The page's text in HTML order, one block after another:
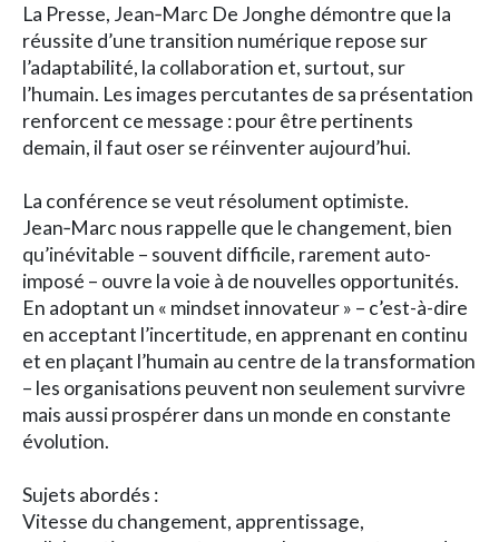
La Presse, Jean‑Marc De Jonghe démontre que la
réussite d’une transition numérique repose sur
l’adaptabilité, la collaboration et, surtout, sur
l’humain. Les images percutantes de sa présentation
renforcent ce message : pour être pertinents
demain, il faut oser se réinventer aujourd’hui.
La conférence se veut résolument optimiste.
Jean‑Marc nous rappelle que le changement, bien
qu’inévitable – souvent difficile, rarement auto-
imposé – ouvre la voie à de nouvelles opportunités.
En adoptant un « mindset innovateur » – c’est-à-dire
en acceptant l’incertitude, en apprenant en continu
et en plaçant l’humain au centre de la transformation
– les organisations peuvent non seulement survivre
mais aussi prospérer dans un monde en constante
évolution.
Sujets abordés :
Vitesse du changement, apprentissage,